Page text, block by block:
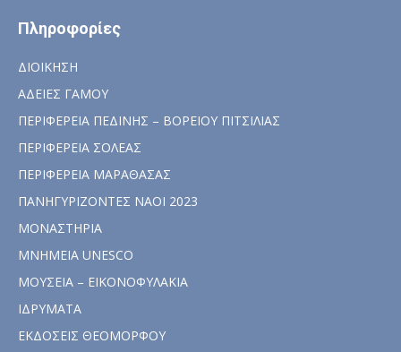
Πληροφορίες
ΔΙΟΙΚΗΣΗ
ΑΔΕΙΕΣ ΓΑΜΟΥ
ΠΕΡΙΦΕΡΕΙΑ ΠΕΔΙΝΗΣ – ΒΟΡΕΙΟΥ ΠΙΤΣΙΛΙΑΣ
ΠΕΡΙΦΕΡΕΙΑ ΣΟΛΕΑΣ
ΠΕΡΙΦΕΡΕΙΑ ΜΑΡΑΘΑΣΑΣ
ΠΑΝΗΓΥΡΙΖΟΝΤΕΣ ΝΑΟΙ 2023
ΜΟΝΑΣΤΗΡΙΑ
ΜΝΗΜΕΙΑ UNESCO
ΜΟΥΣΕΙΑ – ΕΙΚΟΝΟΦΥΛΑΚΙΑ
ΙΔΡΥΜΑΤΑ
ΕΚΔΟΣΕΙΣ ΘΕΟΜΟΡΦΟΥ